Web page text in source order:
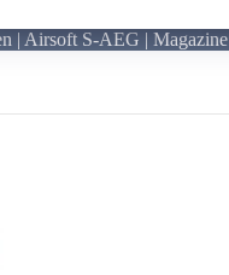
| Airsoft S-AEG | Magazine